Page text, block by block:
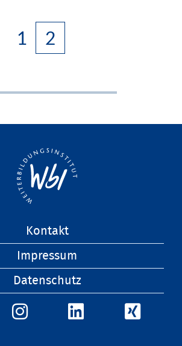
1 2
Kontakt
Impressum
Datenschutz